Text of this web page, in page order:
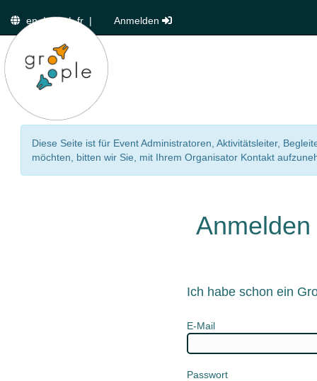
en|de|fr | Anmelden
Diese Seite ist für Event Administratoren, Aktivitätsleiter,
möchten, bitten wir Sie, mit Ihrem Organisator Kontakt
Anmelden
Ich habe schon ein
E-Mail
Passwort